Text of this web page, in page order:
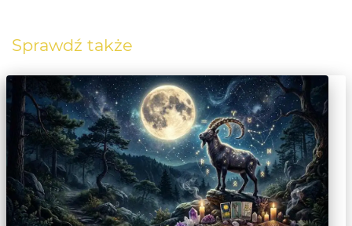
Sprawdź także